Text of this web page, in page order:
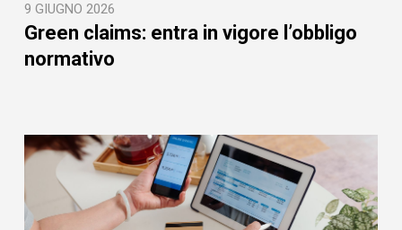
9 GIUGNO 2026
Green claims: entra in vigore l’obbligo
normativo